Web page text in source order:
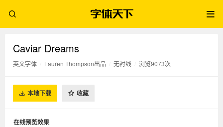
Caviar Dreams
英文字体 Lauren Thompson出品 无衬线 浏览9073次
本地下载 收藏
在线预览效果